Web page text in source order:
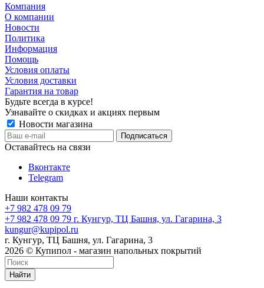
Компания
О компании
Новости
Политика
Информация
Помощь
Условия оплаты
Условия доставки
Гарантия на товар
Будьте всегда в курсе!
Узнавайте о скидках и акциях первым
Новости магазина
Оставайтесь на связи
Вконтакте
Telegram
Наши контакты
+7 982 478 09 79
+7 982 478 09 79 г. Кунгур, ТЦ Башня, ул. Гагарина, 3
kungur@kupipol.ru
г. Кунгур, ТЦ Башня, ул. Гагарина, 3
2026 © Купипол - магазин напольных покрытий
Найти